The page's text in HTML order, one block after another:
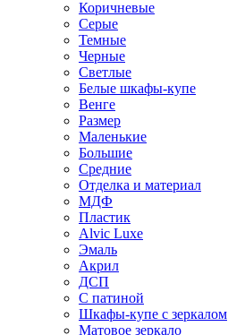
Коричневые
Серые
Темные
Черные
Светлые
Белые шкафы-купе
Венге
Размер
Маленькие
Большие
Средние
Отделка и материал
МДФ
Пластик
Alvic Luxe
Эмаль
Акрил
ДСП
С патиной
Шкафы-купе с зеркалом
Матовое зеркало